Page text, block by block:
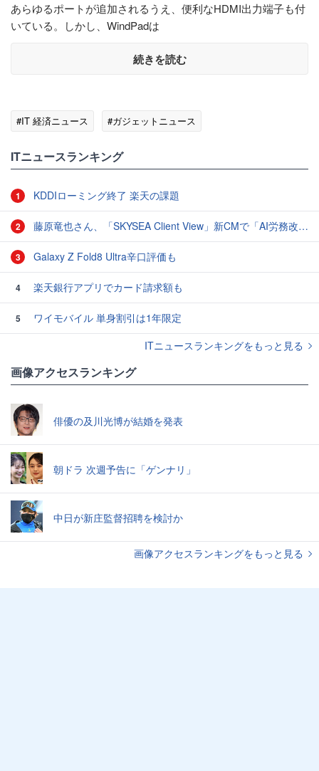
あらゆるポートが追加されるうえ、便利なHDMI出力端子も付
いている。しかし、WindPadは
続きを読む
#IT 経済ニュース #ガジェットニュース
ITニュースランキング
1 KDDIローミング終了 楽天の課題
2 藤原竜也さん、「SKYSEA Client View」新CMで「AI労務改善」をアピール 働き方をAIが分析したら「すぐに休んで」と言われる？
3 Galaxy Z Fold8 Ultra辛口評価も
4 楽天銀行アプリでカード請求額も
5
ワイモバイル 単身割引は1年限定
ITニュースランキングをもっと見る
画像アクセスランキング
俳優の及川光博が結婚を発表
朝ドラ 次週予告に「ゲンナリ」
中日が新庄監督招聘を検討か
画像アクセスランキングをもっと見る